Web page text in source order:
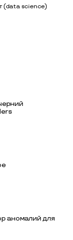
(data science)
аномалий для